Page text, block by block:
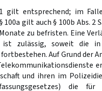
gilt entsprechend; im
100a gilt auch § 100b Abs.
zu befristen. Eine
ist zulässig, soweit die
Auf Grund der
und ihren im
die